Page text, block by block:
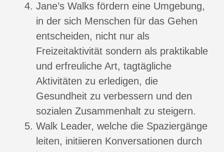
Jane’s Walks fördern eine Umgebung,
in der sich Menschen für das Gehen
entscheiden, nicht nur als
Freizeitaktivität sondern als praktikable
und erfreuliche Art, tagtägliche
Aktivitäten zu erledigen, die
Gesundheit zu verbessern und den
sozialen Zusammenhalt zu steigern.
Walk Leader, welche die Spaziergänge
leiten, initiieren Konversationen durch